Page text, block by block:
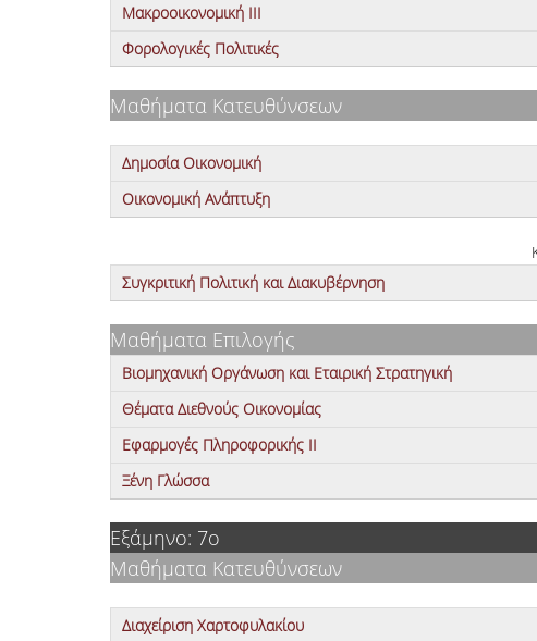
Μακροοικονομική ΙΙΙ
Φορολογικές Πολιτικές
Μαθήματα Κατευθύνσεων
Δημοσία Οικονομική
Οικονομική Ανάπτυξη
Συγκριτική Πολιτική και Διακυβέρνηση
Μαθήματα Επιλογής
Βιομηχανική Οργάνωση και Εταιρική Στρατηγική
Θέματα Διεθνούς Οικονομίας
Εφαρμογές Πληροφορικής ΙΙ
Ξένη Γλώσσα
Εξάμηνο: 7ο
Μαθήματα Κατευθύνσεων
Διαχείριση Χαρτοφυλακίου